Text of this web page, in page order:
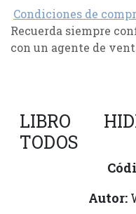
Condiciones de
Recuerda siempre
con un agente de
LIBRO
TODOS
Autor: